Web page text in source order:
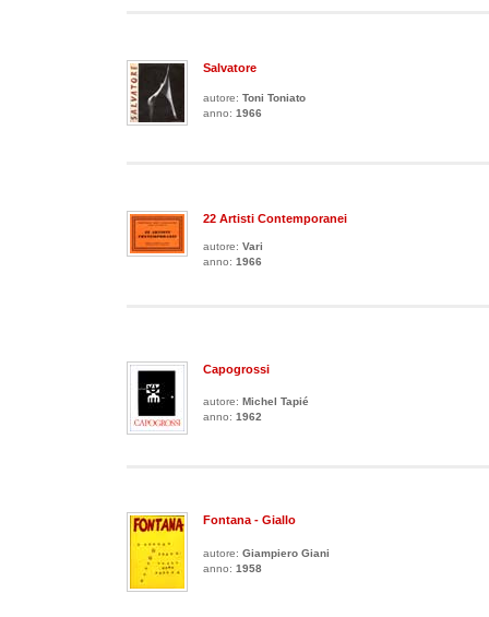
Salvatore
autore: Toni Toniato
anno: 1966
22 Artisti Contemporanei
autore: Vari
anno: 1966
Capogrossi
autore: Michel Tapié
anno: 1962
Fontana - Giallo
autore: Giampiero Giani
anno: 1958